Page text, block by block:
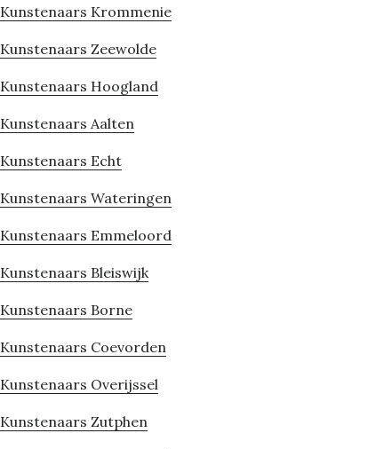
Kunstenaars Krommenie
Kunstenaars Zeewolde
Kunstenaars Hoogland
Kunstenaars Aalten
Kunstenaars Echt
Kunstenaars Wateringen
Kunstenaars Emmeloord
Kunstenaars Bleiswijk
Kunstenaars Borne
Kunstenaars Coevorden
Kunstenaars Overijssel
Kunstenaars Zutphen